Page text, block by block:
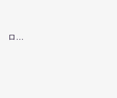
ログイン